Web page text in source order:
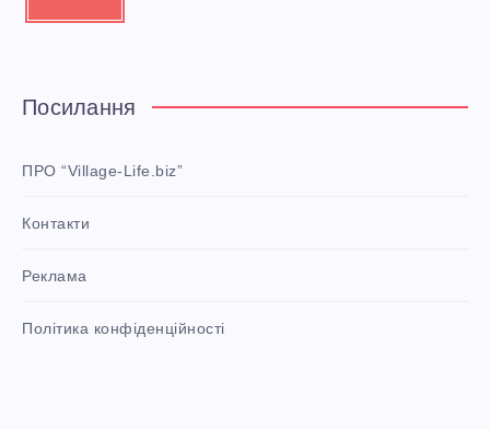
e
e
i
i
t
Посилання
ПРО “Village-Life.biz”
Контакти
Реклама
Політика конфіденційності